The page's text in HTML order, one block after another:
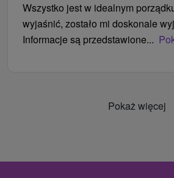
Wszystko jest w idealnym
wyjaśnić, zostało mi doskonale
Informacje są przedstawione...
Pokaż więcej